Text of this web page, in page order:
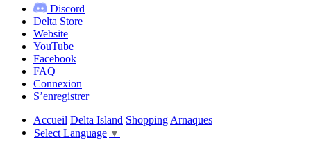
Discord
Delta Store
Website
YouTube
Facebook
FAQ
Connexion
S’enregistrer
Accueil Delta Island Shopping Arnaques
Select Language ▼